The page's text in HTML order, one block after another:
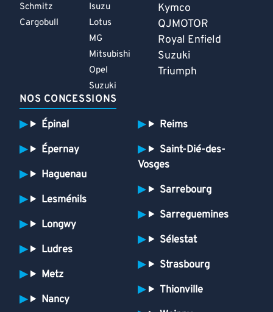
Schmitz
Cargobull
Isuzu
Lotus
MG
Mitsubishi
Opel
Suzuki
Kymco
QJMOTOR
Royal Enfield
Suzuki
Triumph
NOS CONCESSIONS
Épinal
Épernay
Haguenau
Lesménils
Longwy
Ludres
Metz
Nancy
Reims
Saint-Dié-des-
Vosges
Sarrebourg
Sarreguemines
Sélestat
Strasbourg
Thionville